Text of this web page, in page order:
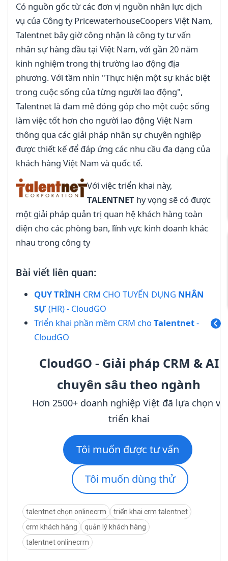
Có nguồn gốc từ các đơn vị nguồn nhân lực dịch
vụ của Công ty PricewaterhouseCoopers Việt Nam,
Talentnet bây giờ công nhận là công ty tư vấn
nhân sự hàng đầu tại Việt Nam, với gần 20 năm
kinh nghiệm trong thị trường lao động địa
phương. Với tầm nhìn "Thực hiện một sự khác biệt
trong cuộc sống của từng người lao động",
Talentnet là đam mê đóng góp cho một cuộc sống
làm việc tốt hơn cho người lao động Việt Nam
thông qua các giải pháp nhân sự chuyên nghiệp
được thiết kế để đáp ứng các nhu cầu đa dạng của
khách hàng Việt Nam và quốc tế.
Với việc triển khai này,
TALENTNET hy vọng sẽ có được
một giải pháp quản trị quan hệ khách hàng toàn
diện cho các phòng ban, lĩnh vực kinh doanh khác
nhau trong công ty
Bài viết liên quan:
QUY TRÌNH CRM CHO TUYỂN DỤNG NHÂN
SỰ(HR) - CloudGO
Triển khai phần mềm CRM cho Talentnet-
CloudGO
CloudGO - Giải pháp CRM & AI
chuyên sâu theo ngành
Hơn 2500+ doanh nghiệp Việt đã lựa chọn và
triển khai
Tôi muốn được tư vấn
Tôi muốn dùng thử
talentnet chọn onlinecrm
triển khai crm talentnet
crm khách hàng
quản lý khách hàng
talentnet onlinecrm